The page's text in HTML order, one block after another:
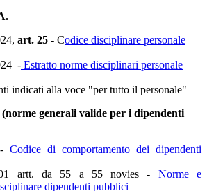
art. 25 - Codice disciplinare personale
- Estratto norme disciplinari personale
indicati alla voce "per tutto il personale"
generali valide per i dipendenti
Codice di comportamento dei dipendenti
artt. da 55 a 55 novies - Norme e
dipendenti pubblici